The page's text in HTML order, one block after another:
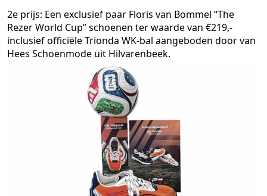
2e prijs: Een exclusief paar Floris van Bommel “The
Rezer World Cup” schoenen ter waarde van €219,-
inclusief officiële Trionda WK-bal aangeboden door van
Hees Schoenmode uit Hilvarenbeek.